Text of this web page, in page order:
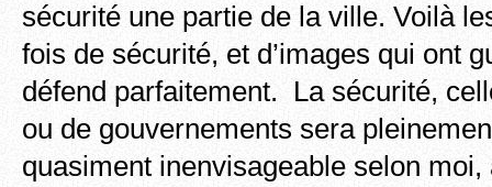
sécurité une partie de la ville. Voilà
fois de sécurité, et d’images qui ont
défend parfaitement. La sécurité,
ou de gouvernements sera
quasiment inenvisageable selon